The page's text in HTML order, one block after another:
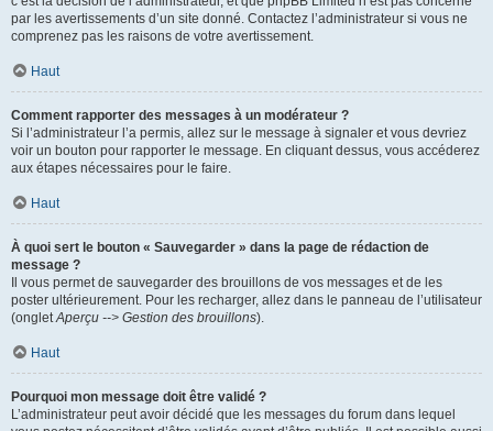
par les avertissements d’un site donné. Contactez l’administrateur si vous ne
comprenez pas les raisons de votre avertissement.
Haut
Comment rapporter des messages à un modérateur ?
Si l’administrateur l’a permis, allez sur le message à signaler et vous devriez
voir un bouton pour rapporter le message. En cliquant dessus, vous accéderez
aux étapes nécessaires pour le faire.
Haut
À quoi sert le bouton « Sauvegarder » dans la page de rédaction de
message ?
Il vous permet de sauvegarder des brouillons de vos messages et de les
poster ultérieurement. Pour les recharger, allez dans le panneau de l’utilisateur
(ongletAperçu --> Gestion des brouillons).
Haut
Pourquoi mon message doit être validé ?
L’administrateur peut avoir décidé que les messages du forum dans lequel